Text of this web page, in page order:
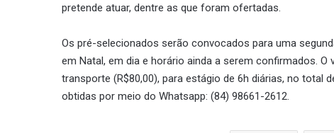
pretende atuar, dentre as que foram ofertadas.
Os pré-selecionados serão convocados para uma
em Natal, em dia e horário ainda a serem confirmados.
transporte (R$80,00), para estágio de 6h diárias, no
obtidas por meio do Whatsapp: (84) 98661-2612.